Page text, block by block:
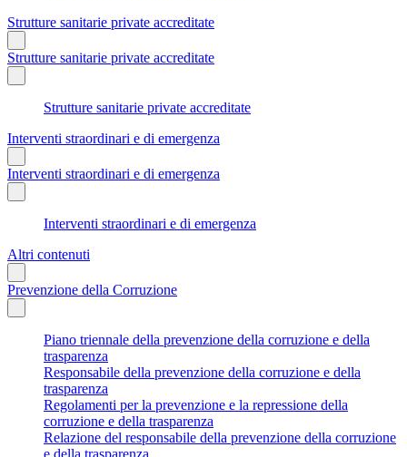
Strutture sanitarie private accreditate
Strutture sanitarie private accreditate
Strutture sanitarie private accreditate
Interventi straordinari e di emergenza
Interventi straordinari e di emergenza
Interventi straordinari e di emergenza
Altri contenuti
Prevenzione della Corruzione
Piano triennale della prevenzione della corruzione e della
trasparenza
Responsabile della prevenzione della corruzione e della
trasparenza
Regolamenti per la prevenzione e la repressione della
corruzione e della trasparenza
Relazione del responsabile della prevenzione della corruzione
e della trasparenza